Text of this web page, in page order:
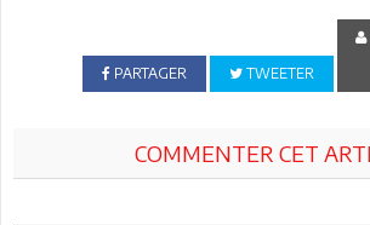
PARTAGER TWEETER
COMMENTER CET